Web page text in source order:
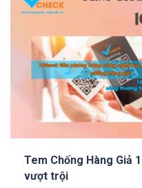
Tem Chống Hàng Giả
vượt trội